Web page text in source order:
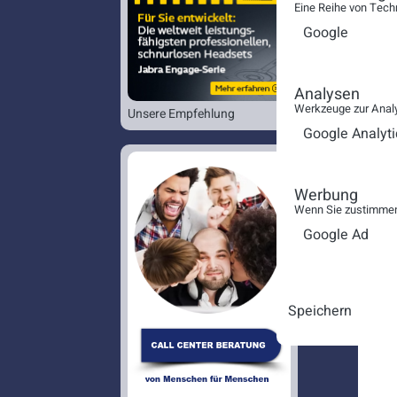
Unsere Empfehlung
Eine Reihe von
Google
Analysen
Werkzeuge zur
Google
Werbung
Wenn Sie
Google Ad
Speichern